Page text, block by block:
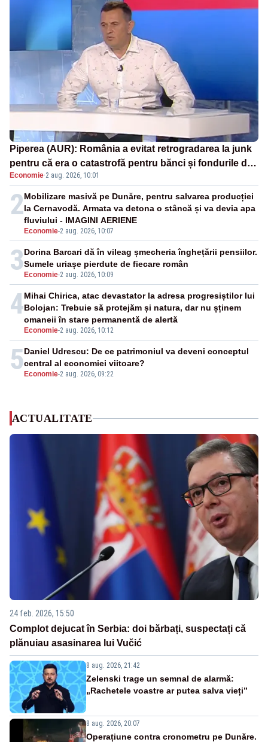
Piperea (AUR): România a evitat retrogradarea la junk
pentru că era o catastrofă pentru bănci și fondurile de
pensii
Economie·2 aug. 2026, 10:01
2
Economie-2 aug. 2026, 10:07
Mobilizare masivă pe Dunăre, pentru salvarea producției
la Cernavodă. Armata va detona o stâncă și va devia apa
fluviului - IMAGINI AERIENE
3 Economie-2 aug. 2026, 10:09
Dorina Barcari dă în vileag șmecheria înghețării pensiilor.
Sumele uriașe pierdute de fiecare român
4
Economie-2 aug. 2026, 10:12
Mihai Chirica, atac devastator la adresa progresiștilor lui
Bolojan: Trebuie să protejăm și natura, dar nu șținem
omaneii în stare permanentă de alertă
5 Economie-2 aug. 2026, 09:22
Daniel Udrescu: De ce patrimoniul va deveni conceptul
central al economiei viitoare?
ACTUALITATE
24 feb. 2026, 15:50
Complot dejucat în Serbia: doi bărbați, suspectați că
plănuiau asasinarea lui Vučić
8 aug. 2026, 21:42
Zelenski trage un semnal de alarmă:
„Rachetele voastre ar putea salva vieți”
8 aug. 2026, 20:07
Operațiune contra cronometru pe Dunăre.